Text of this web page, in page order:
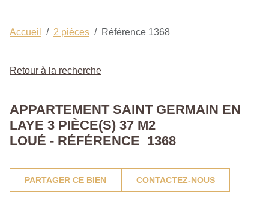
Accueil 2 pièces Référence 1368
Retour à la recherche
APPARTEMENT SAINT GERMAIN EN
LAYE 3 PIÈCE(S) 37 M2
LOUÉ - RÉFÉRENCE 1368
PARTAGER CE BIEN CONTACTEZ-NOUS